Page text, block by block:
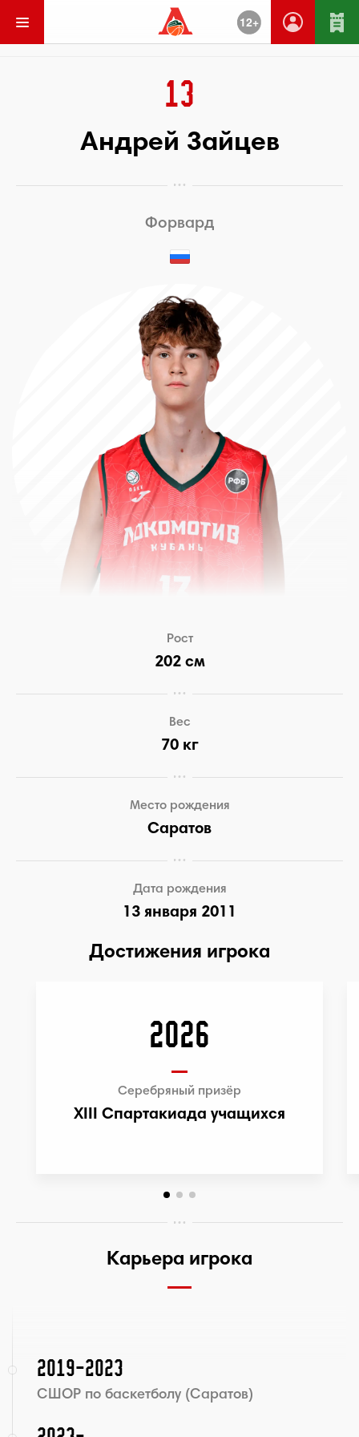
12+
13
Андрей Зайцев
Форвард
Рост
202 см
Вес
70 кг
Место рождения
Саратов
Дата рождения
13 января 2011
Достижения игрока
2026
Серебряный призёр
XIII Спартакиада учащихся
Карьера игрока
2019-2023
СШОР по баскетболу (Саратов)